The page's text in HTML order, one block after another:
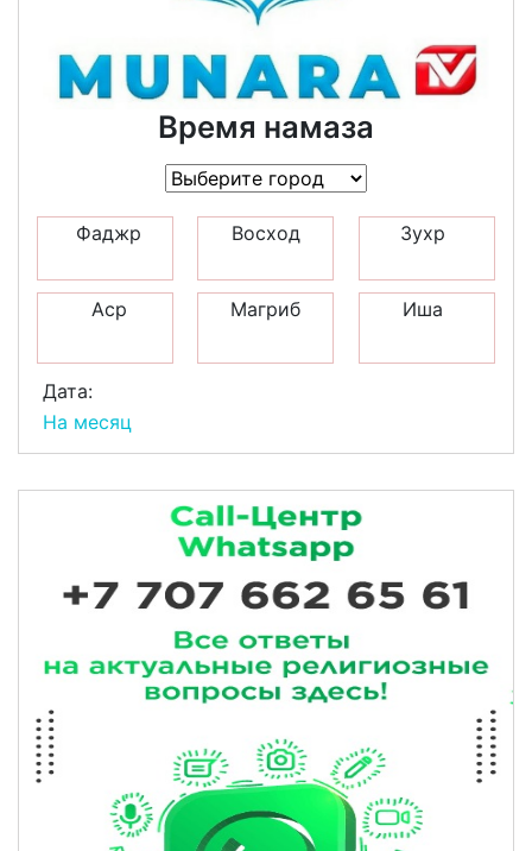
Время намаза
Фаджр Восход Зухр
Аср Магриб Иша
Дата:
На месяц